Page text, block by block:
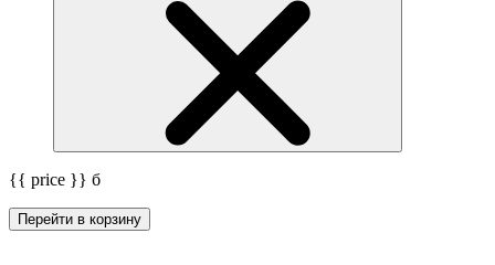
{{ price }} б
Перейти в корзину